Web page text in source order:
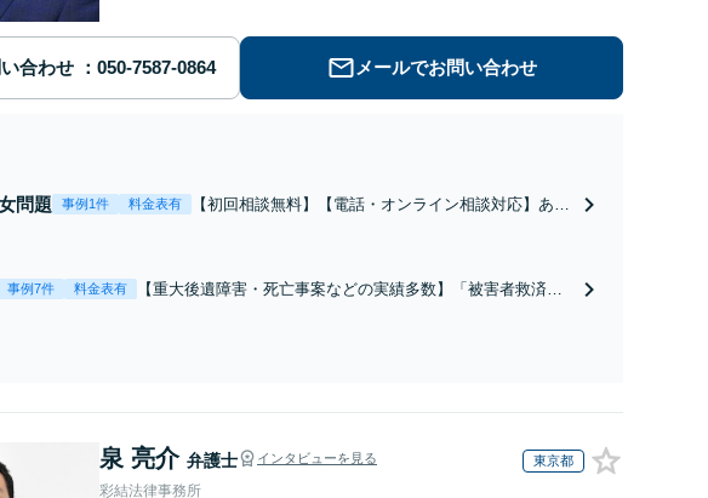
合わせ メールでお問い合わせ
問題 事例1件 料金表有
【初回相談無料】【電話・オンライン相談対応】あな
係不存在確認などもご相談下さい【子連れ相談可】
事例7件 料金表有
【重大後遺障害・死亡事案などの実績多数】「被害者救済を
泉 亮介 弁護士 インタビューを見る 東京都
彩結法律事務所